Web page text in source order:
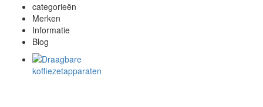
categorieën
Merken
Informatie
Blog